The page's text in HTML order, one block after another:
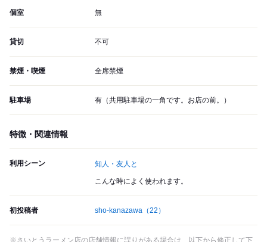
個室 無
貸切 不可
禁煙・喫煙 全席禁煙
駐車場 有（共用駐車場の一角です。お店の前。）
特徴・関連情報
利用シーン 知人・友人と
こんな時によく使われます。
初投稿者 sho-kanazawa （22）